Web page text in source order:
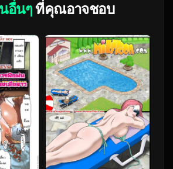
อื่นๆที่คุณอาจชอบ